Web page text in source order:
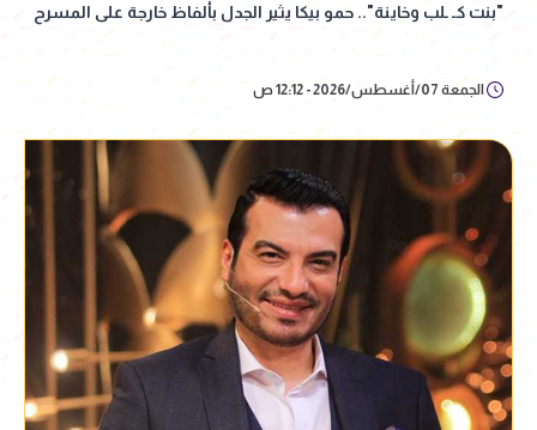
"بنت كـ ـلب وخاينة".. حمو بيكا يثير الجدل بألفاظ خارجة على المسرح
الجمعة 07/أغسطس/2026 - 12:12 ص